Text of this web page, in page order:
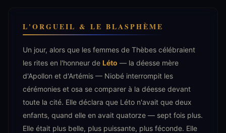
L'ORGUEIL & LE BLASPHÈME
Un jour, alors que les femmes de Thèbes célébraient
les rites en l'honneur de Léto — la déesse mère
d'Apollon et d'Artémis — Niobé interrompit les
cérémonies et osa se comparer à la déesse devant
toute la cité. Elle déclara que Léto n'avait que deux
enfants, quand elle en avait quatorze — sept fois plus.
Elle était plus belle, plus puissante, plus féconde. Elle